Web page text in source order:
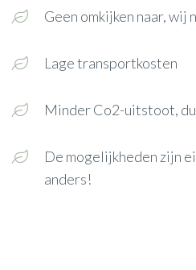
Geen omkijken naar, wij
Lage transportkosten
Minder Co2-uitstoot,
De mogelijkheden zijn
anders!